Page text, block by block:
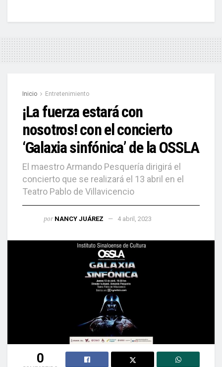
Inicio Entretenimiento
¡La fuerza estará con
nosotros! con el concierto
‘Galaxia sinfónica’ de la OSSLA
El maestro Armando Pesquería dirigirá el
concierto que se realizará el 13 abril en el
Teatro Pablo de Villavicencio
por NANCY JUÁREZ
0
COMPARTIDO